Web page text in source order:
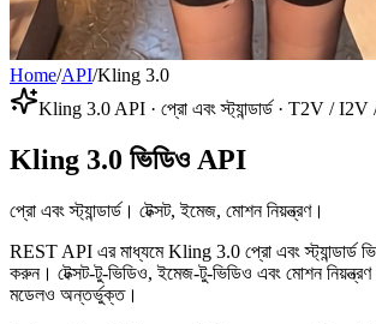
Home/API/Kling 3.0
Kling 3.0 API · প্রো এবং স্ট্যান্ডার্ড · T2V / I2V
Kling 3.0 ভিডিও API
প্রো এবং স্ট্যান্ডার্ড। টেক্সট, ইমেজ, মোশন নিয়ন্ত্রণ।
REST API এর মাধ্যমে Kling 3.0 প্রো এবং স্ট্যান্ডার্ড
করুন। টেক্সট-টু-ভিডিও, ইমেজ-টু-ভিডিও এবং মোশন
মডেলও অন্তর্ভুক্ত।